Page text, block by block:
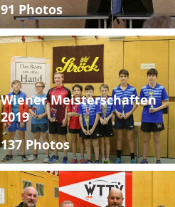
91 Photos
Wiener Meisterschaften
2019
137 Photos